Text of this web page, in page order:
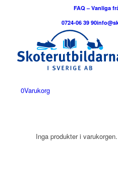
FAQ – Vanliga
0724-06 39 90
0Varukorg
Inga produkter i varukorgen.